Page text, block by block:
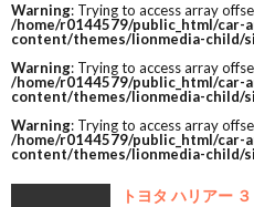
Warning: Trying to access array
/home/r0144579/public_html/car-
content/themes/lionmedia-child/
Warning: Trying to access array
/home/r0144579/public_html/car-
content/themes/lionmedia-child/
Warning: Trying to access array
/home/r0144579/public_html/car-
content/themes/lionmedia-child/
トヨタ ハリアー